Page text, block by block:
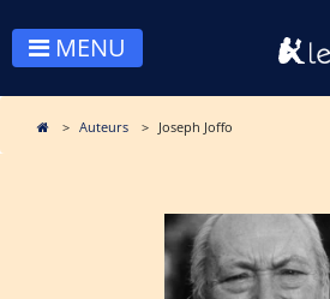
MENU
Auteurs Joseph Joffo